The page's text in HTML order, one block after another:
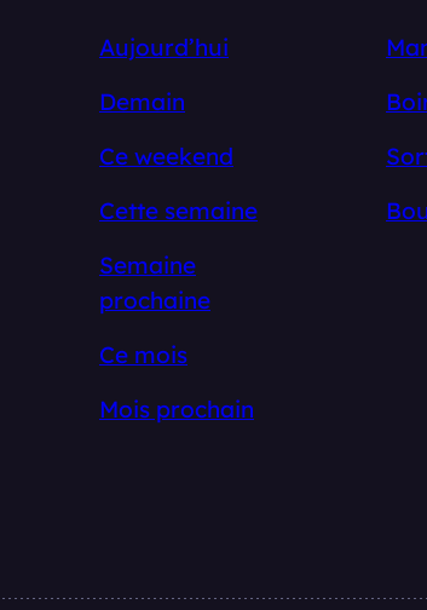
Aujourd’hui
Demain
Ce weekend
Cette semaine
Semaine
prochaine
Ce mois
Mois prochain